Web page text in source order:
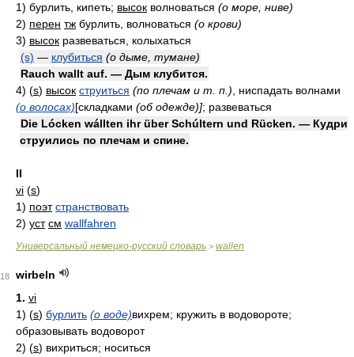
1) бурлить, кипеть; высок волноваться (о море, ниве)
2) перен тж бурлить, волноваться (о крови)
3) высок развеваться, колыхаться
(s) — клубиться (о дыме, тумане)
Rauch wallt auf. — Дым клубится.
4) (s) высок струиться (по плечам и т. п.) , ниспадать волнами
(о волосах)[складками (об одежде)]; развеваться
Die Lócken wállten ihr über Schúltern und Rücken. — Кудри
струились по плечам и спине.
II
vi (s)
1) поэт странствовать
2) уст см wallfahren
Универсальный немецко-русский словарь > wallen
18
wirbeln
1. vi
1) (s) бурлить (о воде)вихрем; кружить в водовороте;
образовывать водоворот
2) (s) вихриться; носиться